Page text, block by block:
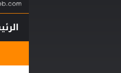
أغلى لاعب في